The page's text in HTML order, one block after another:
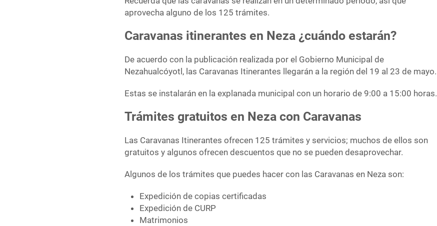
aprovecha alguno de los 125 trámites.
Caravanas itinerantes en Neza ¿cuándo estarán?
De acuerdo con la publicación realizada por el Gobierno Municipal de
Nezahualcóyotl, las Caravanas Itinerantes llegarán a la región del 19 al 23 de mayo.
Estas se instalarán en la explanada municipal con un horario de 9:00 a 15:00 horas.
Trámites gratuitos en Neza con Caravanas
Las Caravanas Itinerantes ofrecen 125 trámites y servicios; muchos de ellos son
gratuitos y algunos ofrecen descuentos que no se pueden desaprovechar.
Algunos de los trámites que puedes hacer con las Caravanas en Neza son:
Expedición de copias certificadas
Expedición de CURP
Matrimonios